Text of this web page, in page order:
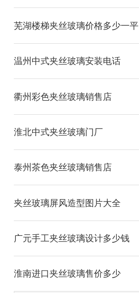
芜湖楼梯夹丝玻璃价格多少一平
温州中式夹丝玻璃安装电话
衢州彩色夹丝玻璃销售店
淮北中式夹丝玻璃门厂
泰州茶色夹丝玻璃销售店
夹丝玻璃屏风造型图片大全
广元手工夹丝玻璃设计多少钱
淮南进口夹丝玻璃售价多少